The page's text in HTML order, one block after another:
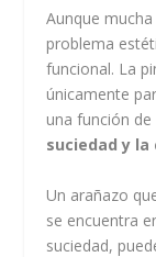
Aunque
problema
funcional. La
únicamente
una función de
suciedad y la
Un arañazo
se encuentra
suciedad,